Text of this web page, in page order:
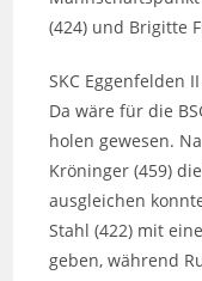
(424) und Brigitte
SKC Eggenfelden
Da wäre für die
holen gewesen.
Kröninger (459)
ausgleichen
Stahl (422) mit
geben, während